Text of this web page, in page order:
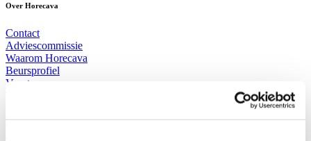
Over Horecava
Contact
Adviescommissie
Waarom Horecava
Beursprofiel
Vacatures
TICKETS HORECAVA